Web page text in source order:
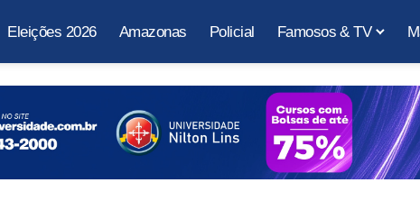
Eleições 2026 Amazonas Policial Famosos & TV